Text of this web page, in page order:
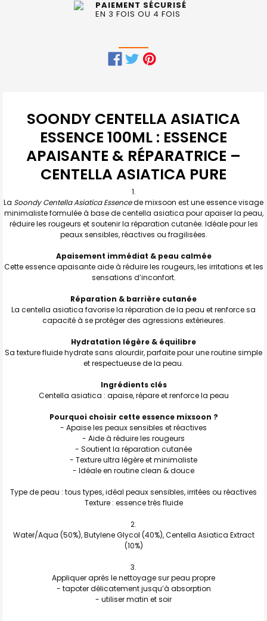
PAIEMENT SÉCURISÉ
EN 3 FOIS OU 4 FOIS
ENSEMBLE
TOUT
SELECTIONNER
SÉLECTION
AU PANIER
SOONDY CENTELLA ASIATICA
ESSENCE 100ML : ESSENCE
APAISANTE & RÉPARATRICE –
CENTELLA ASIATICA PURE
La Soondy Centella Asiatica Essencede mixsoon est une essence visage
minimaliste formulée à base de centella asiatica pour apaiser la peau,
réduire les rougeurs et soutenir la réparation cutanée. Idéale pour les
peaux sensibles, réactives ou fragilisées.
Apaisement immédiat & peau calmée
Cette essence apaisante aide à réduire les rougeurs, les irritations et les
sensations d’inconfort.
Réparation & barrière cutanée
La centella asiatica favorise la réparation de la peau et renforce sa
capacité à se protéger des agressions extérieures.
Hydratation légère & équilibre
Sa texture fluide hydrate sans alourdir, parfaite pour une routine simple
et respectueuse de la peau.
Ingrédients clés
Centella asiatica : apaise, répare et renforce la peau
Pourquoi choisir cette essence mixsoon ?
- Apaise les peaux sensibles et réactives
- Aide à réduire les rougeurs
- Soutient la réparation cutanée
- Texture ultra légère et minimaliste
- Idéale en routine clean & douce
Type de peau : tous types, idéal peaux sensibles, irritées ou réactives
Texture : essence très fluide
Water/Aqua (50%), Butylene Glycol (40%), Centella Asiatica Extract
(10%)
Appliquer après le nettoyage sur peau propre
- tapoter délicatement jusqu’à absorption
- utiliser matin et soir